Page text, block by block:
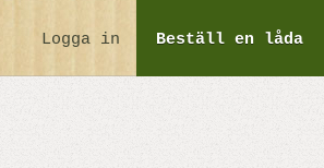
Beställen låda
Logga in